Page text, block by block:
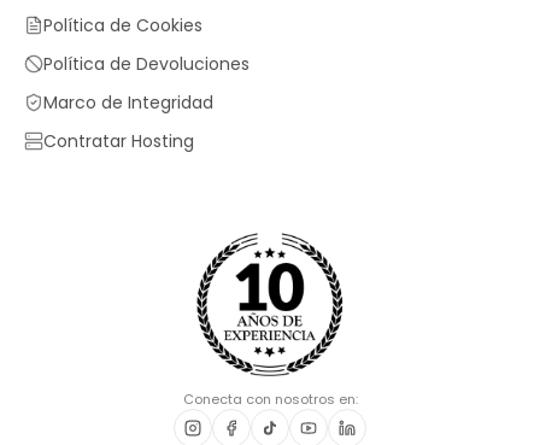
Política de Cookies
Política de Devoluciones
Marco de Integridad
Contratar Hosting
Conecta con nosotros en: